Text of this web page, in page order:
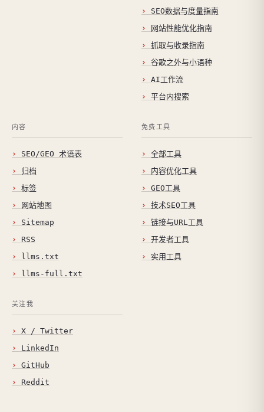
SEO数据与度量指南
网站性能优化指南
抓取与收录指南
谷歌之外与小语种
AI工作流
平台内搜索
内容
SEO/GEO 术语表
归档
标签
网站地图
Sitemap
RSS
llms.txt
llms-full.txt
免费工具
全部工具
内容优化工具
GEO工具
技术SEO工具
链接与URL工具
开发者工具
实用工具
关注我
X / Twitter
LinkedIn
GitHub
Reddit